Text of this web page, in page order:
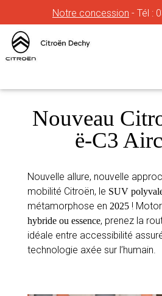
Notre concession - Tél :
Concessions
Nouveau
ë-C3
Nouvelle allure, nouvelle
mobilité Citroën, le SUV
métamorphose en 2025 !
hybride ou essence, prenez la
idéale entre accessibilité
technologie axée sur l’humain.